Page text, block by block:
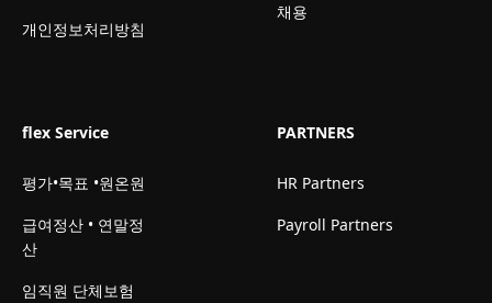
개인정보처리방침
채용
flex Service
평가•목표 •원온원
급여정산 • 연말정
산
임직원 단체보험
PARTNERS
HR Partners
Payroll Partners